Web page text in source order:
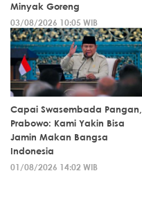
Minyak Goreng
03/08/2026 10:05 WIB
Capai Swasembada Pangan,
Prabowo: Kami Yakin Bisa
Jamin Makan Bangsa
Indonesia
01/08/2026 14:02 WIB